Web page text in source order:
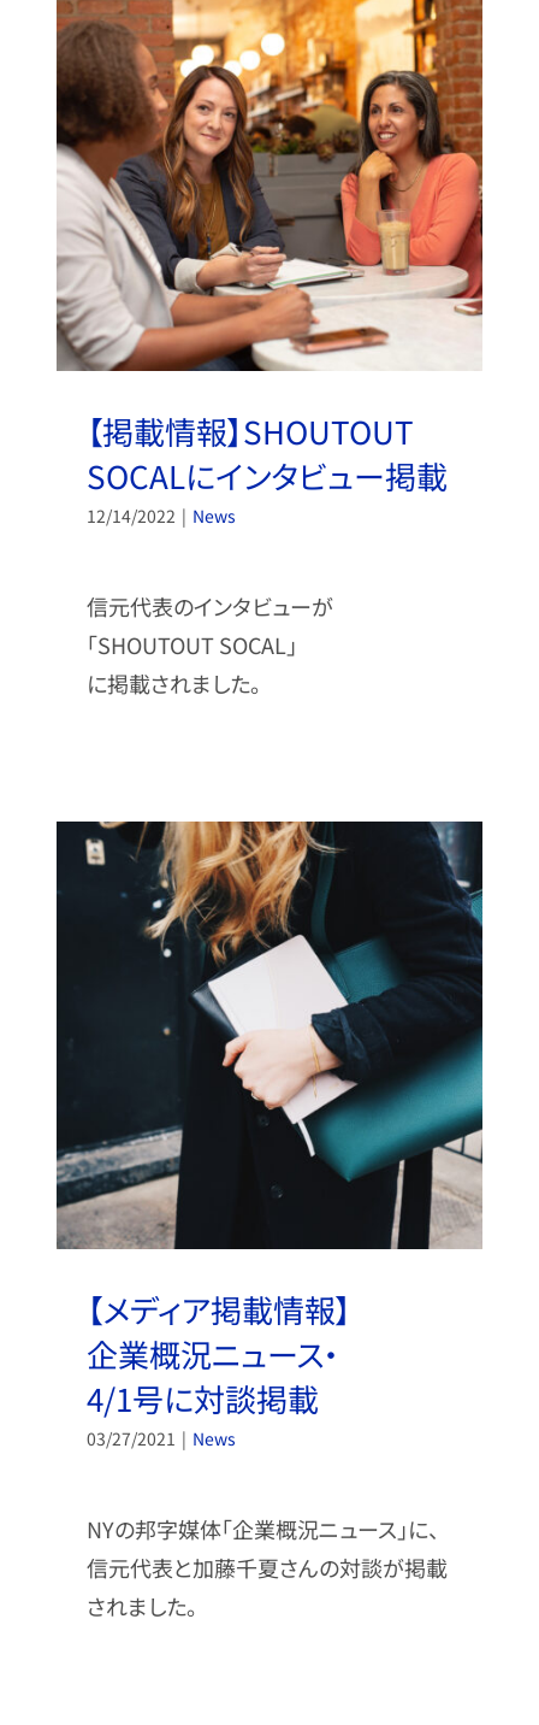
【掲載情報】SHOUTOUT
SOCALにインタビュー掲載
12/14/2022 | News
信元代表のインタビューが
「SHOUTOUT SOCAL」
に掲載されました。
【メディア掲載情報】
企業概況ニュース・
4/1号に対談掲載
03/27/2021 | News
NYの邦字媒体「企業概況ニュース」に、
信元代表と加藤千夏さんの対談が掲載
されました。